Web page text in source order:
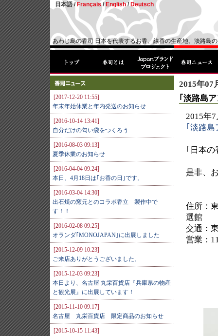
日本語 / Français/ English/ Deutsch
あわじ島の香司 日本を代表するお香、線香の生産地、淡路島
[2017-12-20 11:55]
年末年始休業と年内発送のお知らせ
[2016-10-14 13:41]
自分だけの匂い袋をつくろう
[2016-08-03 09:13]
夏季休業のお知らせ
[2016-04-04 09:24]
本日、4月18日は｢お香の日｣です。
[2016-03-04 14:30]
出石焼の窯元とのコラボ香立 製作中で
す！！
[2016-02-08 09:25]
オランダ｢MONOJAPAN｣に出展しました
[2015-12-09 10:23]
ご来店ありがとうございました。
[2015-12-03 09:23]
本日より、名古屋 丸栄百貨店『兵庫県の物産
と観光展』に出展しています！
[2015-11-10 09:17]
名古屋 丸栄百貨店 限定商品のお知らせ
[2015-10-15 11:43]
2015年07
｢淡路島
2015年
｢淡路島
｢日本
是非、
住所：
選館
交通：
営業：